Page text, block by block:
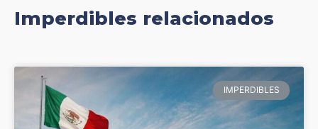
Imperdibles relacionados
IMPERDIBLES